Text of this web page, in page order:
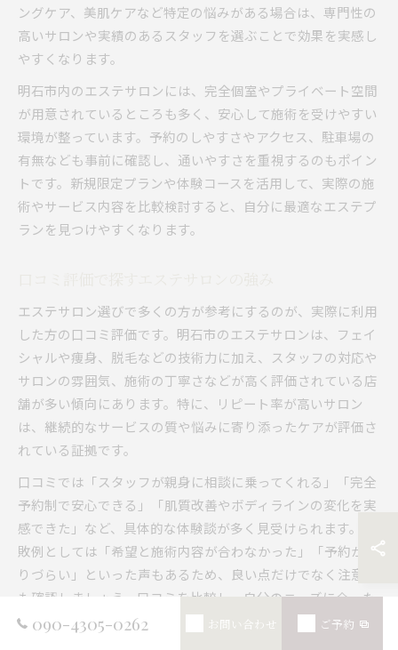
ングケア、美肌ケアなど特定の悩みがある場合は、専門性の
高いサロンや実績のあるスタッフを選ぶことで効果を実感し
やすくなります。
明石市内のエステサロンには、完全個室やプライベート空間
が用意されているところも多く、安心して施術を受けやすい
環境が整っています。予約のしやすさやアクセス、駐車場の
有無なども事前に確認し、通いやすさを重視するのもポイン
トです。新規限定プランや体験コースを活用して、実際の施
術やサービス内容を比較検討すると、自分に最適なエステプ
ランを見つけやすくなります。
エステサロン選びで多くの方が参考にするのが、実際に利用
した方の口コミ評価です。明石市のエステサロンは、フェイ
シャルや痩身、脱毛などの技術力に加え、スタッフの対応や
サロンの雰囲気、施術の丁寧さなどが高く評価されている店
舗が多い傾向にあります。特に、リピート率が高いサロン
は、継続的なサービスの質や悩みに寄り添ったケアが評価さ
れている証拠です。
口コミでは「スタッフが親身に相談に乗ってくれる」「完全
予約制で安心できる」「肌質改善やボディラインの変化を実
感できた」など、具体的な体験談が多く見受けられます。失
敗例としては「希望と施術内容が合わなかった」「予約が取
りづらい」といった声もあるため、良い点だけでなく注意点
も確認しましょう。口コミを比較し、自分のニーズに合った
強みを持つサロンを選ぶことが、満足度の高いエステ体験に
090-4305-0262 お問い合わせ ご予約